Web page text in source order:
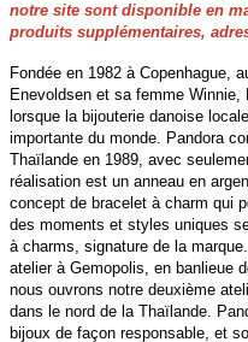
notre site sont disponible en
produits supplémentaires,
Fondée en 1982 à Copenhague,
Enevoldsen et sa femme
lorsque la bijouterie danoise
importante du monde. Pandora
Thaïlande en 1989, avec
réalisation est un anneau en
concept de bracelet à charm qui
des moments et styles uniques
à charms, signature de la
atelier à Gemopolis, en banlieue
nous ouvrons notre deuxième
dans le nord de la Thaïlande.
bijoux de façon responsable, et